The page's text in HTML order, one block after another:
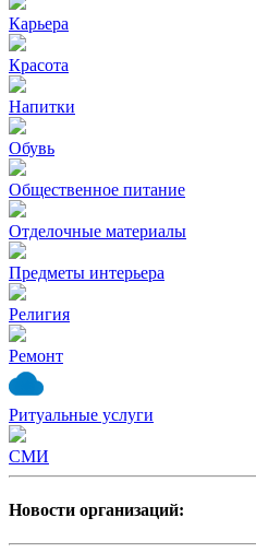
Карьера
Красота
Напитки
Обувь
Общественное питание
Отделочные материалы
Предметы интерьера
Религия
Ремонт
Ритуальные услуги
СМИ
Новости организаций: